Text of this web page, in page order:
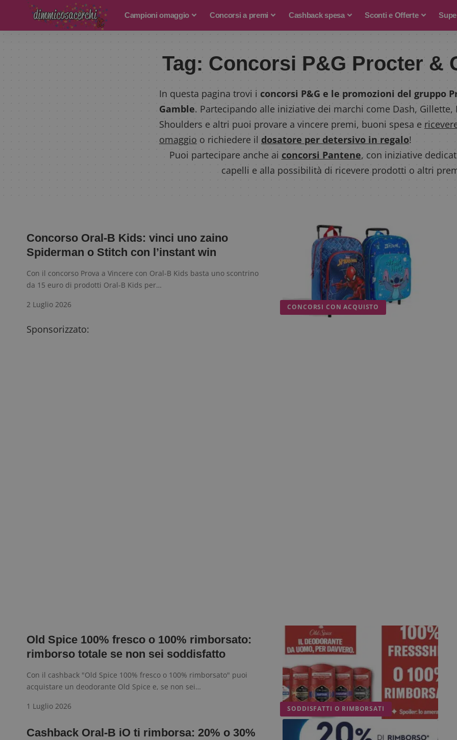
Campioni omaggio Concorsi a premi Cashback spesa Sconti e Offerte
Tag: Concorsi P&G Procter &
In questa pagina trovi i concorsi P&G e le promozioni del gruppo
Gamble. Partecipando alle iniziative dei marchi come Dash, Gillette,
Shoulders e altri puoi provare a vincere premi, buoni spesa e
omaggio o richiedere il dosatore per detersivo in regalo!
Puoi partecipare anche ai concorsi Pantene, con iniziative
capelli e alla possibilità di ricevere prodotti o altri
CONCORSI CON ACQUISTO
Concorso Oral-B Kids: vinci uno zaino
Spiderman o Stitch con l’instant win
Con il concorso Prova a Vincere con Oral-B Kids basta uno scontrino
da 15 euro di prodotti Oral-B Kids per…
2 Luglio 2026
Sponsorizzato:
SODDISFATTI O RIMBORSATI
Old Spice 100% fresco o 100% rimborsato:
rimborso totale se non sei soddisfatto
Con il cashback "Old Spice 100% fresco o 100% rimborsato" puoi
acquistare un deodorante Old Spice e, se non sei…
1 Luglio 2026
Cashback Oral-B iO ti rimborsa: 20% o 30%